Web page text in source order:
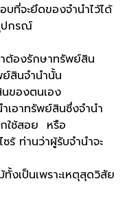
ยึดของจำนำไว้ได้
ปกรณ์
รักษาทรัพย์สิน
สินจำนำนั้น
ของตนเอง
ทรัพย์สินซึ่งจำนำ
กใช้สอย หรือ
ร้ ท่านว่าผู้รับจำนำจะ
เป็นเพราะเหตุสุดวิสัย